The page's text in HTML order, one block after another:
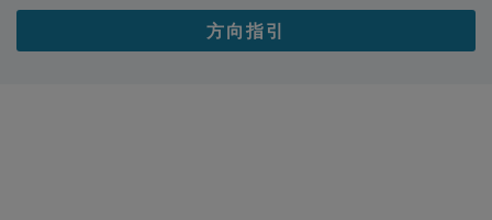
方向指引